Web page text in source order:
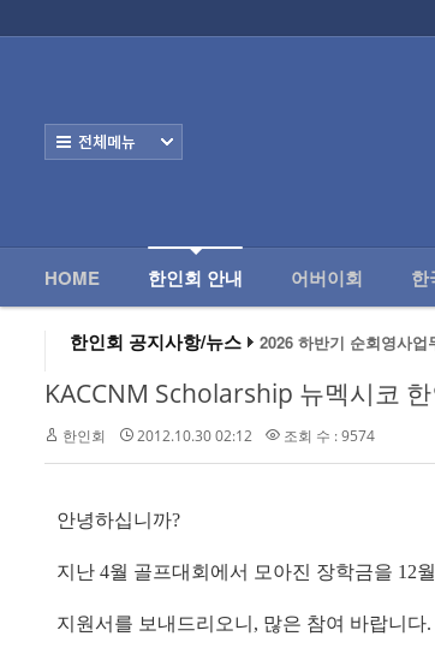
HOME 한인회 안내 어버이회 한
한인회 공지사항/뉴스
2026 하반기 순회영사업
왕과 사는 남자 앨버커키
알버커키 감리교회 부흥
2026년 3월 10일 상반기
2026 하반기 순회영사업
KACCNM Scholarship 뉴멕시코
한인회 2012.10.30 02:12 조회 수 : 9574
안녕하십니까?
지난 4월 골프대회에서 모아진 장학금을 12월
지원서를 보내드리오니 , 많은 참여 바랍니다.
한인회 안내
- 한인회 연혁
- Event Photos